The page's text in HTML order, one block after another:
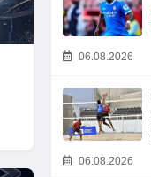
06.08.2026
06.08.2026